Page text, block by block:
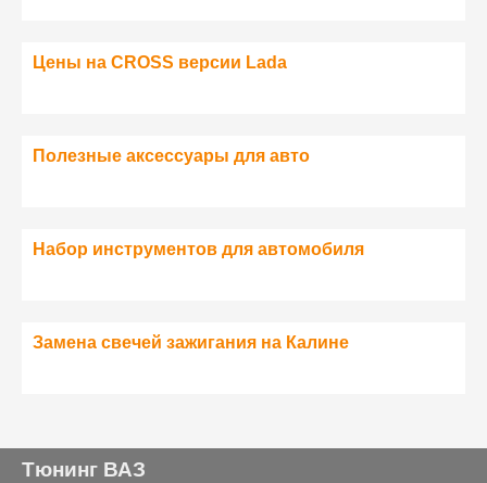
Цены на CROSS версии Lada
Полезные аксессуары для авто
Набор инструментов для автомобиля
Замена свечей зажигания на Калине
Тюнинг ВАЗ